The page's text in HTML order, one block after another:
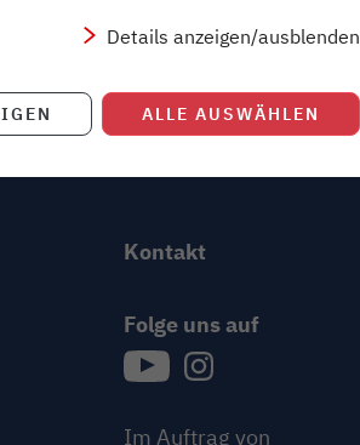
Kontakt
Folge uns auf
Im Auftrag von
Details anzeigen/ausblenden
ALLE AUSWÄHLEN